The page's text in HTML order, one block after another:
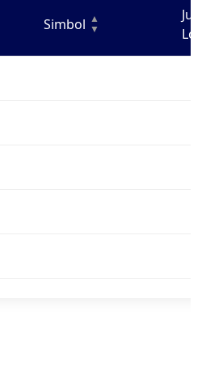
Simbol ▲
▼
Jumlah
Long